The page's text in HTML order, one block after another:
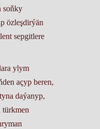
soňky
özleşdirýän
sepgitlere
ylym
açyp beren,
daýanyp,
türkmen